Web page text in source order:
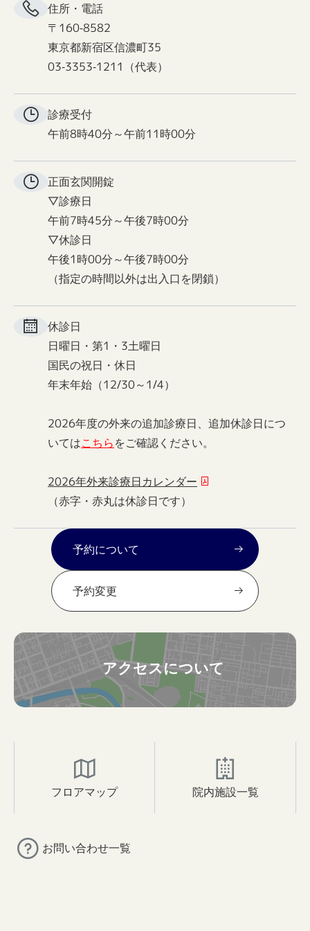
住所・電話
〒160-8582
東京都新宿区信濃町35
03-3353-1211（代表）
診療受付
午前8時40分～午前11時00分
正面玄関開錠
▽診療日
午前7時45分～午後7時00分
▽休診日
午後1時00分～午後7時00分
（指定の時間以外は出入口を閉鎖）
休診日
日曜日・第1・3土曜日
国民の祝日・休日
年末年始（12/30～1/4）
2026年度の外来の追加診療日、追加休診日につ
いてはこちらをご確認ください。
2026年外来診療日カレンダー
（赤字・赤丸は休診日です）
予約について
予約変更
アクセスについて
フロアマップ 院内施設一覧
お問い合わせ一覧